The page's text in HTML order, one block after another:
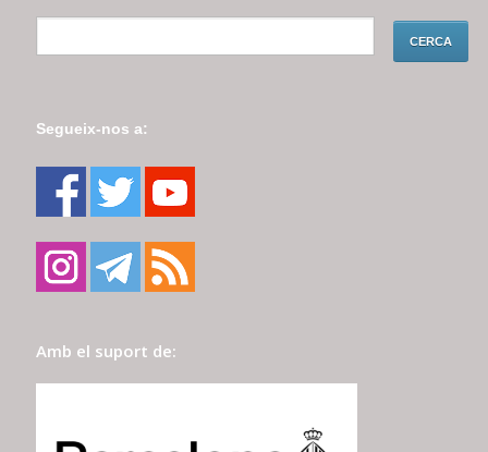
Segueix-nos a:
Amb el suport de: